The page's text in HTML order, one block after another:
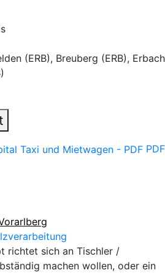
(ERB), Breuberg (ERB), Erbach
PDF
richtet sich an Tischler /
machen wollen, oder ein